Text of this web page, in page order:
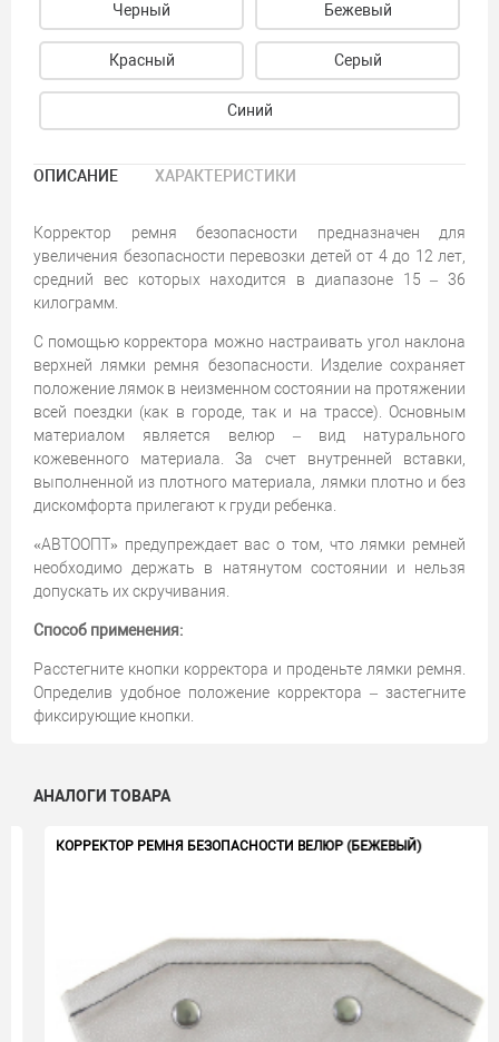
Черный Бежевый
Красный Серый
Синий
ОПИСАНИЕ ХАРАКТЕРИСТИКИ
Корректор ремня безопасности предназначен для
увеличения безопасности перевозки детей от 4 до 12 лет,
средний вес которых находится в диапазоне 15 – 36
килограмм.
С помощью корректора можно настраивать угол наклона
верхней лямки ремня безопасности. Изделие сохраняет
положение лямок в неизменном состоянии на протяжении
всей поездки (как в городе, так и на трассе). Основным
материалом является велюр – вид натурального
кожевенного материала. За счет внутренней вставки,
выполненной из плотного материала, лямки плотно и без
дискомфорта прилегают к груди ребенка.
«АВТООПТ» предупреждает вас о том, что лямки ремней
необходимо держать в натянутом состоянии и нельзя
допускать их скручивания.
Способ применения:
Расстегните кнопки корректора и проденьте лямки ремня.
Определив удобное положение корректора – застегните
фиксирующие кнопки.
АНАЛОГИ ТОВАРА
КОРРЕКТОР РЕМНЯ БЕЗОПАСНОСТИ ВЕЛЮР (БЕЖЕВЫЙ)